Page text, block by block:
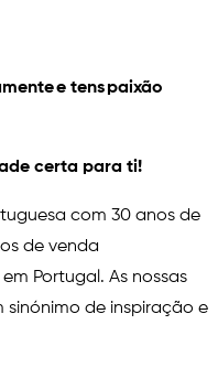
e tens paixão
certa para ti!
com 30 anos de
de venda
Portugal. As nossas
de inspiração e